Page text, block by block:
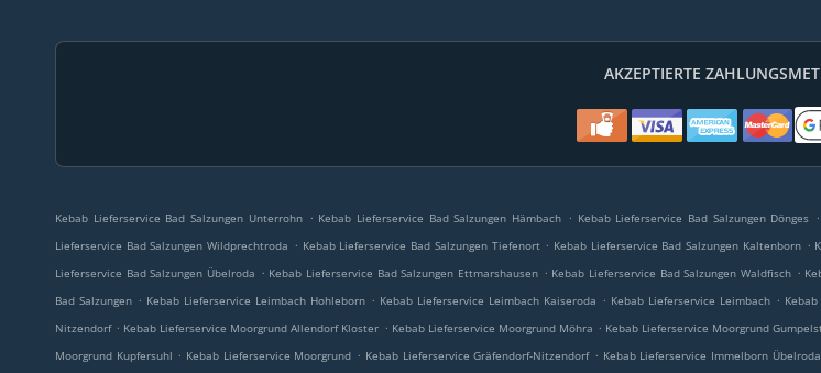
AKZEPTIERTE
Kebab Lieferservice Bad Salzungen Unterrohn . Kebab Lieferservice Bad Salzungen Hämbach . Kebab Lieferservice Bad Salzungen Dönges .
Lieferservice Bad Salzungen Wildprechtroda . Kebab Lieferservice Bad Salzungen Tiefenort . Kebab Lieferservice Bad Salzungen Kaltenborn .
Lieferservice Bad Salzungen Übelroda . Kebab Lieferservice Bad Salzungen Ettmarshausen . Kebab Lieferservice Bad Salzungen Waldfisch .
Bad Salzungen . Kebab Lieferservice Leimbach Hohleborn . Kebab Lieferservice Leimbach Kaiseroda . Kebab Lieferservice Leimbach .
Nitzendorf . Kebab Lieferservice Moorgrund Allendorf Kloster . Kebab Lieferservice Moorgrund Möhra . Kebab Lieferservice Moorgrund
Moorgrund Kupfersuhl . Kebab Lieferservice Moorgrund . Kebab Lieferservice Gräfendorf-Nitzendorf . Kebab Lieferservice Immelborn Übelroda